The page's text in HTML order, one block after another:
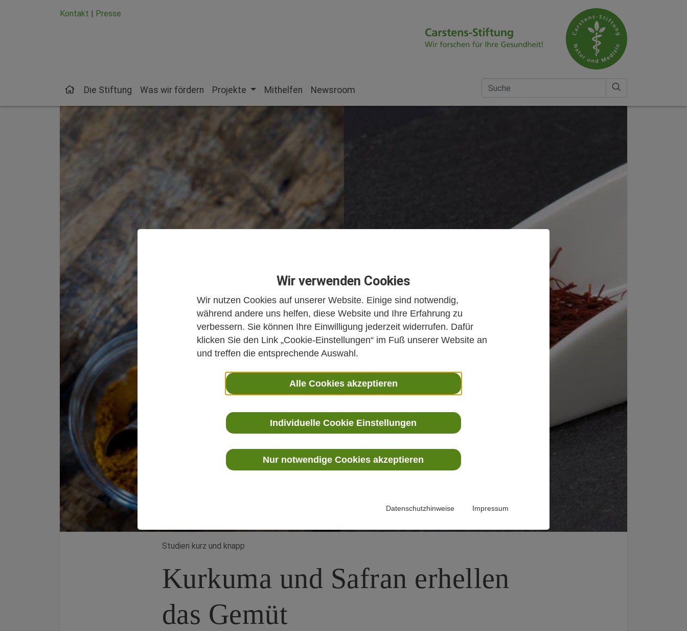
Wir verwenden Cookies
Wir nutzen Cookies auf unserer Website. Einige sind notwendig,
während andere uns helfen, diese Website und Ihre Erfahrung zu
verbessern. Sie können Ihre Einwilligung jederzeit widerrufen. Dafür
klicken Sie den Link „Cookie-Einstellungen“ im Fuß unserer Website an
und treffen die entsprechende Auswahl.
Alle Cookies akzeptieren
Individuelle Cookie Einstellungen
Nur notwendige Cookies akzeptieren
Datenschutzhinweise Impressum
Kontakt | Presse
Die Stiftung Was wir fördern Projekte Mithelfen Newsroom
Suche nach
Studien kurz und knapp
Kurkuma und Safran erhellen
das Gemüt